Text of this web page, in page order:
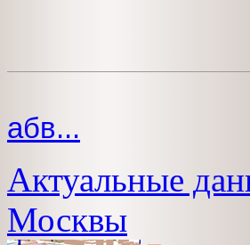
абв...
Актуальные
Москвы